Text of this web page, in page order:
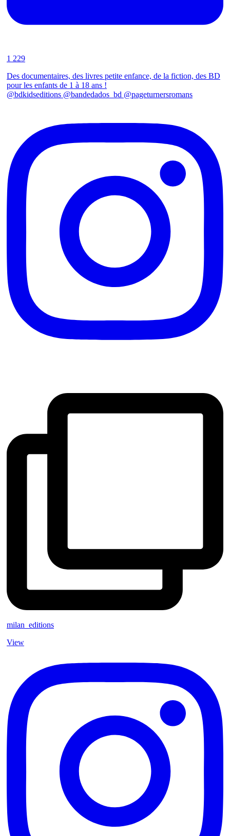
1 229
Des documentaires, des livres petite enfance, de la fiction, des BD
pour les enfants de 1 à 18 ans !
@bdkidseditions @bandedados_bd @pageturnersromans
milan_editions
View